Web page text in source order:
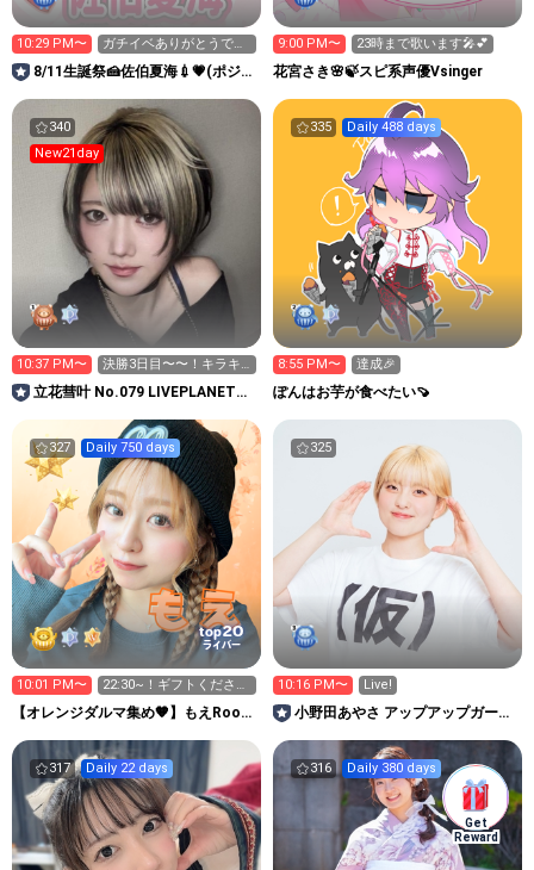
Get
Reward
10:29 PM〜
ガチイベありがとうでし
た😭
8/11生誕祭🍰佐伯夏海💉💗(ポジテ
9:00 PM〜 23時まで歌います🎤💕
花宮さき🌸🍃スピ系声優Vsinger
340
New21day
10:37 PM〜
決勝3日目〜〜！キラキ
ラお願いします^>𐋣<^
立花彗叶 No.079 LIVEPLANET新
335 Daily 488 days
8:55 PM〜 達成🎉
ぽんはお芋が食べたい🍠
327 Daily 750 days
top20
ライバー
10:01 PM〜
22:30~！ギフトください
🎁
【オレンジダルマ集め🧡】もえRoom
325
10:16 PM〜 Live!
小野田あやさ アップアップガール
317 Daily 22 days 316 Daily 380 days